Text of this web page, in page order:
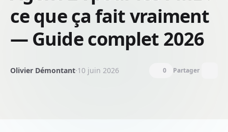
ce que ça fait vraiment
— Guide complet 2026
Olivier Démontant·10 juin 2026 0 Partager